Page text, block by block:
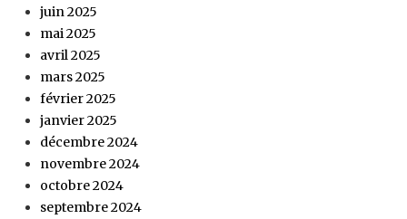
juin 2025
mai 2025
avril 2025
mars 2025
février 2025
janvier 2025
décembre 2024
novembre 2024
octobre 2024
septembre 2024